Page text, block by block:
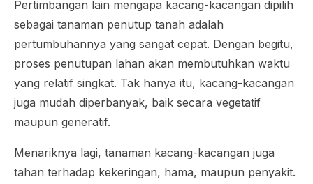
Pertimbangan lain mengapa kacang-kacangan dipilih
sebagai tanaman penutup tanah adalah
pertumbuhannya yang sangat cepat. Dengan begitu,
proses penutupan lahan akan membutuhkan waktu
yang relatif singkat. Tak hanya itu, kacang-kacangan
juga mudah diperbanyak, baik secara vegetatif
maupun generatif.
Menariknya lagi, tanaman kacang-kacangan juga
tahan terhadap kekeringan, hama, maupun penyakit.